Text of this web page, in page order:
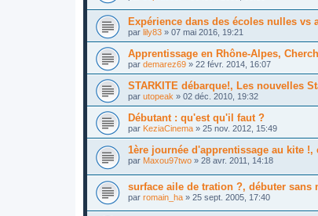
Expérience dans des écoles nulles vs
par lily83 » 07 mai 2016, 19:21
Apprentissage en Rhône-Alpes,
par demarez69 » 22 févr. 2014, 16:07
STARKITE débarque!, Les nouvelles
par utopeak » 02 déc. 2010, 19:32
Débutant : qu'est qu'il faut ?
par KeziaCinema » 25 nov. 2012, 15:49
1ère journée d'apprentissage au kite !,
par Maxou97two » 28 avr. 2011, 14:18
surface aile de tration ?, débuter sans
par romain_ha » 25 sept. 2005, 17:40